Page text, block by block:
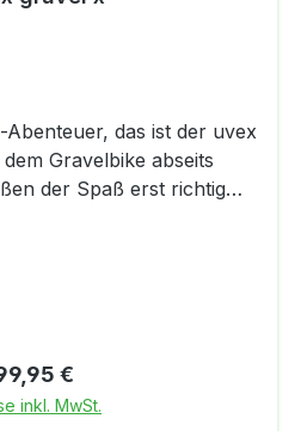
das ist der uvex
Gravelbike abseits
der Spaß erst richtig
jeder Tour für die nötige
in der Abenddämmerung
lässt sich der uvex
Preis:
€
inkl. MwSt.